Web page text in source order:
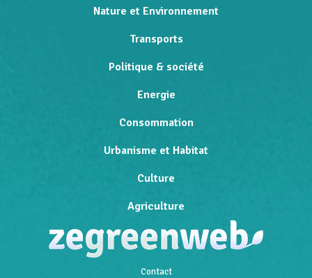
Nature et Environnement
Transports
Politique & société
Energie
Consommation
Urbanisme et Habitat
Culture
Agriculture
Contact